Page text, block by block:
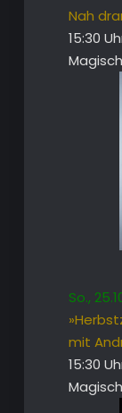
Nah
15:30
So.,
mit
15:30